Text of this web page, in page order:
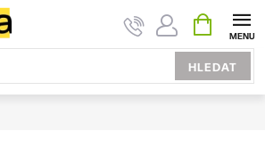
HLEDAT
KOŠÍK